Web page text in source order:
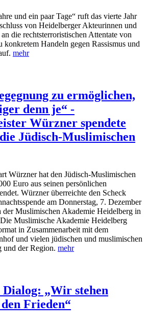
und ein paar Tage“ ruft das vierte Jahr
von Heidelberger Akteurinnen und
die rechtsterroristischen Attentate von
konkretem Handeln gegen Rassismus und
mehr
zu ermöglichen,
denn je“ -
Würzner spendete
Jüdisch-Muslimischen
Würzner hat den Jüdisch-Muslimischen
Euro aus seinen persönlichen
Würzner überreichte den Scheck
am Donnerstag, 7. Dezember
der Muslimischen Akademie Heidelberg in
Muslimische Akademie Heidelberg
in Zusammenarbeit mit dem
und vielen jüdischen und muslimischen
der Region. mehr
„Wir stehen
Frieden“